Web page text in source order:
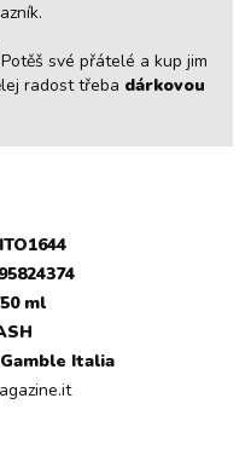
své přátelé a kup jim
radost třeba dárkovou
ml
Italia